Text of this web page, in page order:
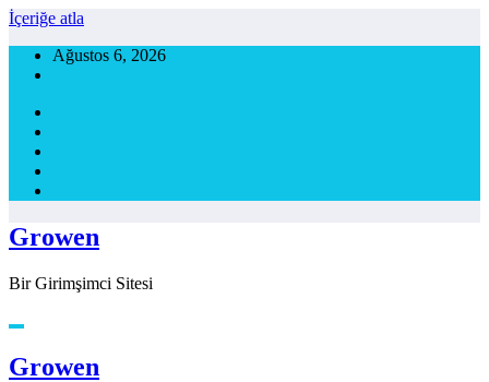
İçeriğe atla
Ağustos 6, 2026
Growen
Bir Girimşimci Sitesi
Growen